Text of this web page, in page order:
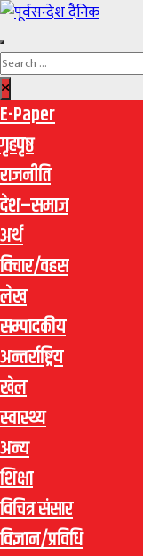
E-Paper
गृहपृष्ठ
राजनीति
देश–समाज
अर्थ
विचार/वहस
लेख
सम्पादकीय
अन्तर्राष्ट्रिय
खेल
स्वास्थ्य
अन्य
शिक्षा
विचित्र संसार
विज्ञान/प्रविधि